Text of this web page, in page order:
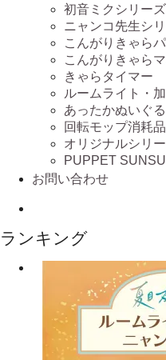
初音ミクシリーズ
ニャンコ先生シ
こんがりきゃら
こんがりきゃら
きゃらタイマー
ルームライト・
あったかぬいぐ
回転モップ消耗
オリジナルシリ
PUPPET
お問い合わせ
ランキング